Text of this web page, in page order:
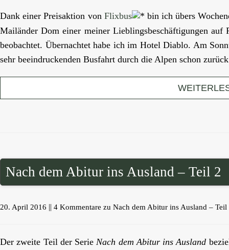
Dank einer Preisaktion von Flixbus * bin ich übers
Mailänder Dom einer meiner Lieblingsbeschäftigungen auf
beobachtet. Übernachtet habe ich im Hotel Diablo. Am
sehr beeindruckenden Busfahrt durch die Alpen schon
Nach dem Abitur ins Ausland – Teil 2
20. April 2016 || 4 Kommentare zu Nach dem Abitur ins Ausland – Teil
Der zweite Teil der Serie Nach dem Abitur ins Ausland